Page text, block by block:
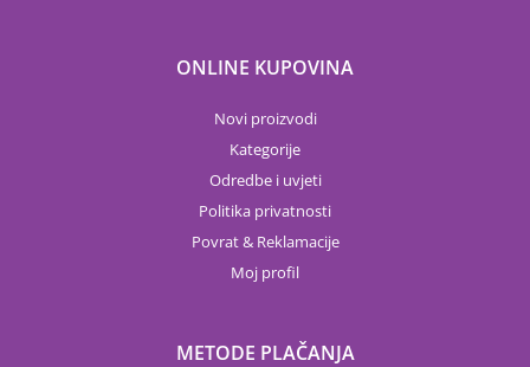
ONLINE KUPOVINA
Novi proizvodi
Kategorije
Odredbe i uvjeti
Politika privatnosti
Povrat & Reklamacije
Moj profil
METODE PLAČANJA